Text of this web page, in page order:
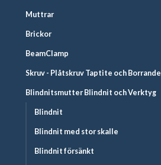
Muttrar
Brickor
BeamClamp
Skruv - Plåtskruv Taptite och Borrande
Blindnitsmutter Blindnit och Verktyg
Blindnit
Blindnit med stor skalle
Blindnit försänkt